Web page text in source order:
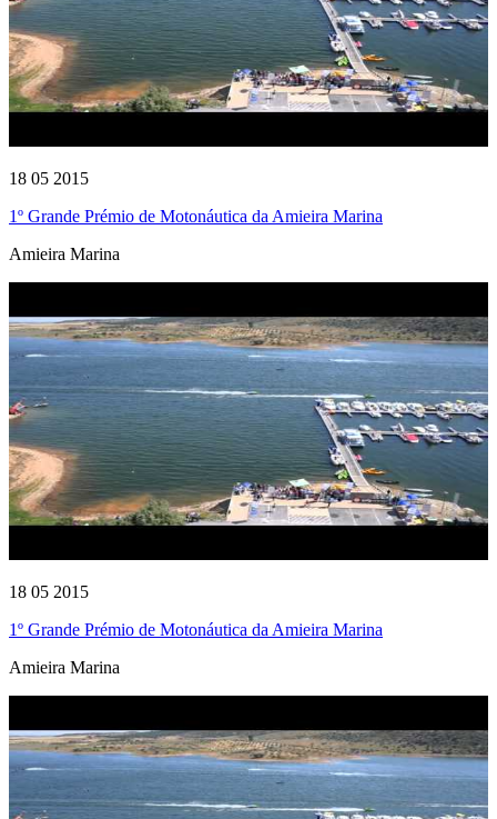
18 05 2015
1º Grande Prémio de Motonáutica da Amieira Marina
Amieira Marina
18 05 2015
1º Grande Prémio de Motonáutica da Amieira Marina
Amieira Marina